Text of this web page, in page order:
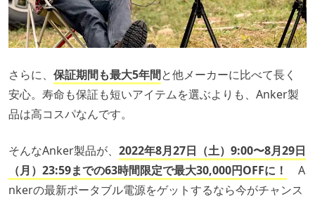
さらに、 保証期間も最大5年間と他メーカーに比べて長く
安心。寿命も保証も短いアイテムを選ぶよりも、Anker製
品は高コスパなんです。
そんなAnker製品が、 2022年8月27日（土）9:00〜8月29日
（月）23:59までの63時間限定で最大30,000円OFFに！
A
nkerの最新ポータブル電源をゲットするなら今がチャンス